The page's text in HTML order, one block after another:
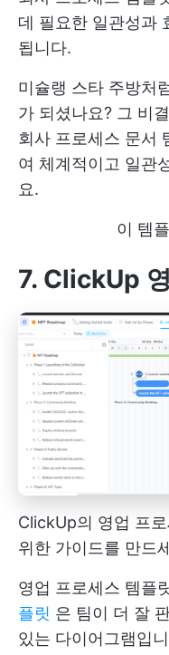
데 필요한 일관성과
됩니다.
미슐랭 스타 주방처
가 되셨나요? 그 비
회사 프로세스 문서
여 체계적이고 일관
요.
이 템
7. ClickUp
ClickUp의 영업 프
위한 가이드를 만드
영업 프로세스 템플
플릿 은 팀이 더 잘
있는 다이어그램입